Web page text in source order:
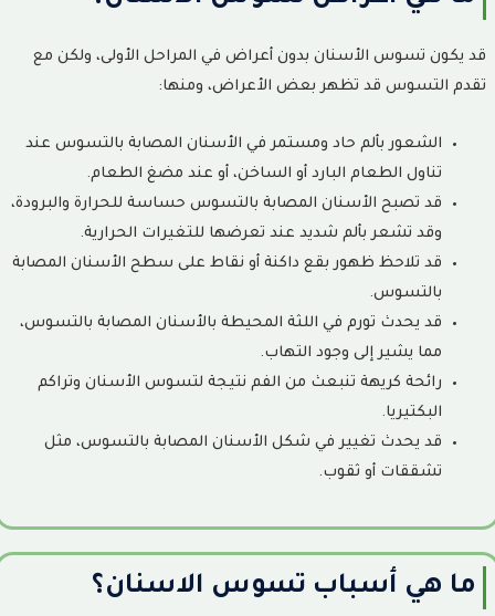
كيف يتم تشخيص تآكل الاسنان؟
18 ما هي أضرار تاكل الاسنان؟
كيفية الوقاية من تاكل الاسنان؟
ما هو الفرق بين تاكل الاسنان وتسوس الاسنان؟
تاكل الاسنان
23 تسوس الاسنان
مقالات ذات صلة
25 ابتسامة هوليود في جدة: الدليل الشامل قبل اتخاذ القرار
لحالتك
مميزات وعيوب زراعة الأسنان: أهم الفوائد والمخاطر قبل اتخاذ القرار
قد يكون تسوس الأسنان بدون أعراض في المراحل الأولى، ولكن مع
تقدم التسوس قد تظهر بعض الأعراض، ومنها:
الشعور بألم حاد ومستمر في الأسنان المصابة بالتسوس عند
تناول الطعام البارد أو الساخن، أو عند مضغ الطعام.
قد تصبح الأسنان المصابة بالتسوس حساسة للحرارة والبرودة،
وقد تشعر بألم شديد عند تعرضها للتغيرات الحرارية.
قد تلاحظ ظهور بقع داكنة أو نقاط على سطح الأسنان المصابة
بالتسوس.
قد يحدث تورم في اللثة المحيطة بالأسنان المصابة بالتسوس،
مما يشير إلى وجود التهاب.
رائحة كريهة تنبعث من الفم نتيجة لتسوس الأسنان وتراكم
البكتيريا.
قد يحدث تغيير في شكل الأسنان المصابة بالتسوس، مثل
تشققات أو ثقوب.
ما هي أسباب تسوس الاسنان؟